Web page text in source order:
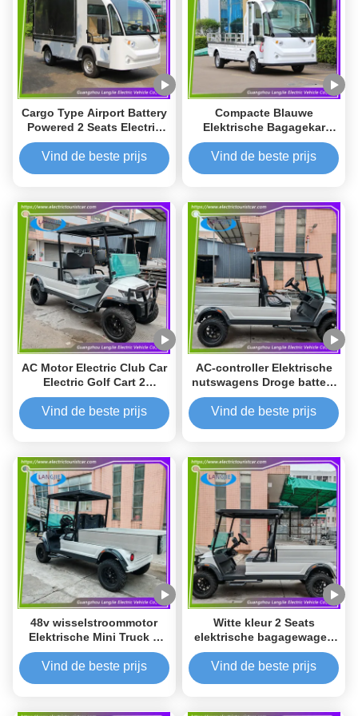
Cargo Type Airport Battery
Powered 2 Seats Electric
Baggage Cart Freight Car
Voor het verzenden van
Vind de beste prijs
Compacte Blauwe
Elektrische Bagagekar
voor Milieuvriendelijke
Luchthavens
Vind de beste prijs
AC Motor Electric Club Car
Electric Golf Cart 2
zitplaatsen met vracht 48V
5KW For Resort
Vind de beste prijs
AC-controller Elektrische
nutswagens Droge batterij
aangedreven nutswagens
voor parkeren
Vind de beste prijs
48v wisselstroommotor
Elektrische Mini Truck 2
zitplaatsen elektrische
golfkar met dak voor
Vind de beste prijs
Witte kleur 2 Seats
elektrische bagagewagen
buggy met AC motor voor
parkeren
Vind de beste prijs